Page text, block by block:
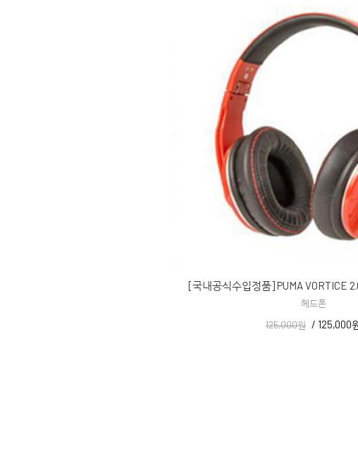
[국내공식수입정품] PUMA VORTICE
헤드폰
125,000원 / 125,000